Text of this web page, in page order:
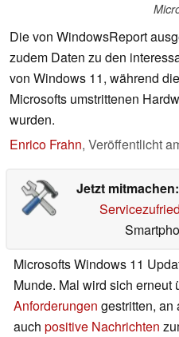
Die von WindowsReport
zudem Daten zu den
von Windows 11, während
Microsofts umstrittenen
wurden.
Enrico Frahn, Veröffentlicht
Jetzt mitmachen:
Microsofts Windows 11
Munde. Mal wird sich erneut
Anforderungen gestritten, an
auch positive Nachrichten